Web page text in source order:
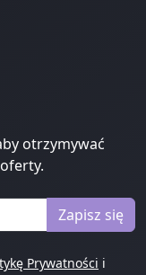
otrzymywać
Zapisz się
Prywatności i